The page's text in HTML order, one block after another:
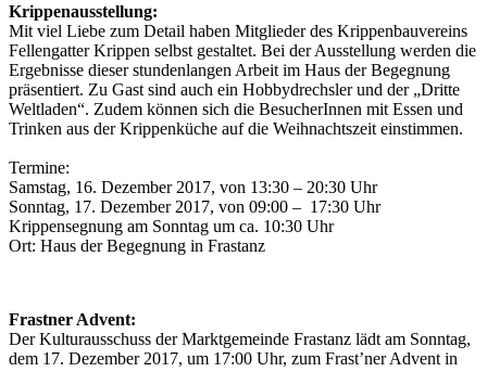
Krippenausstellung:
Mit viel Liebe zum Detail haben Mitglieder des Krippenbauvereins
Fellengatter Krippen selbst gestaltet. Bei der Ausstellung werden die
Ergebnisse dieser stundenlangen Arbeit im Haus der Begegnung
präsentiert. Zu Gast sind auch ein Hobbydrechsler und der „Dritte
Weltladen“. Zudem können sich die BesucherInnen mit Essen und
Trinken aus der Krippenküche auf die Weihnachtszeit einstimmen.
Termine:
Samstag, 16. Dezember 2017, von 13:30 – 20:30 Uhr
Sonntag, 17. Dezember 2017, von 09:00 – 17:30 Uhr
Krippensegnung am Sonntag um ca. 10:30 Uhr
Ort: Haus der Begegnung in Frastanz
Frastner Advent:
Der Kulturausschuss der Marktgemeinde Frastanz lädt am Sonntag,
dem 17. Dezember 2017, um 17:00 Uhr, zum Frast’ner Advent in